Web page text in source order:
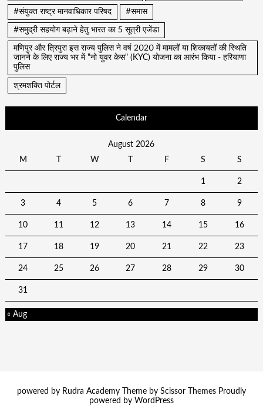
#संयुक्त राष्ट्र मानवाधिकार परिषद #समास
#समुद्री सहयोग बढ़ाने हेतु भारत का 5 सूत्री एजेंडा
मणिपुर और त्रिपुरा इस राज्य पुलिस ने वर्ष 2020 में मामलों या शिकायतों की स्थिति
जानने के लिए राज्य भर में "नो युवर केस" (KYC) योजना का आरंभ किया - हरियाणा
पुलिस
श्रमशक्ति पोर्टल
Calendar
August 2026
M
W F S S
1 2
3 4 5 6 7 8 9
10 11 12 13 14 15 16
17 18 19 20 21 22 23
24 25 26 27 28 29 30
31
« Aug
powered by Rudra Academy Theme by Scissor Themes Proudly
powered by WordPress